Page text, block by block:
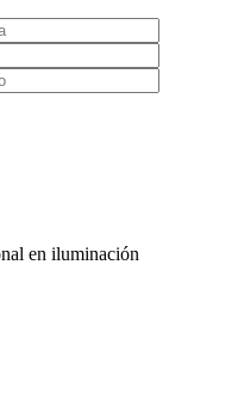
en iluminación